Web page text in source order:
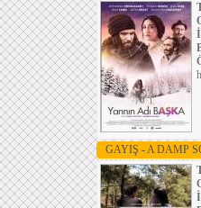
GAYIŞ - A DAMP